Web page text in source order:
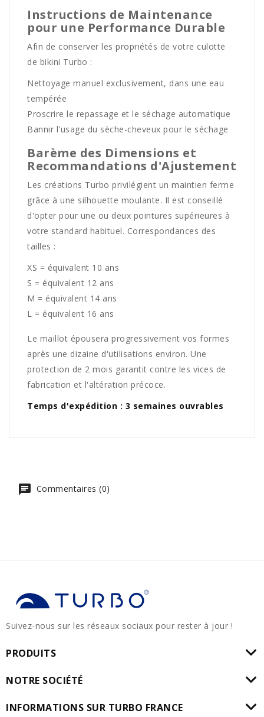
Instructions de Maintenance
pour une Performance Durable
Afin de conserver les propriétés de votre culotte
de bikini Turbo :
Nettoyage manuel exclusivement, dans une eau
tempérée
Proscrire le repassage et le séchage automatique
Bannir l'usage du sèche-cheveux pour le séchage
Barème des Dimensions et
Recommandations d'Ajustement
Les créations Turbo privilégient un maintien ferme
grâce à une silhouette moulante. Il est conseillé
d'opter pour une ou deux pointures supérieures à
votre standard habituel. Correspondances des
tailles :
XS = équivalent 10 ans
S = équivalent 12 ans
M = équivalent 14 ans
L = équivalent 16 ans
Le maillot épousera progressivement vos formes
après une dizaine d'utilisations environ. Une
protection de 2 mois garantit contre les vices de
fabrication et l'altération précoce.
Temps d'expédition : 3 semaines ouvrables
Commentaires (0)
Suivez-nous sur les réseaux sociaux pour rester à jour !
PRODUITS
NOTRE SOCIÉTÉ
INFORMATIONS SUR TURBO FRANCE